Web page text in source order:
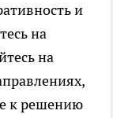
и
на
на
к решению